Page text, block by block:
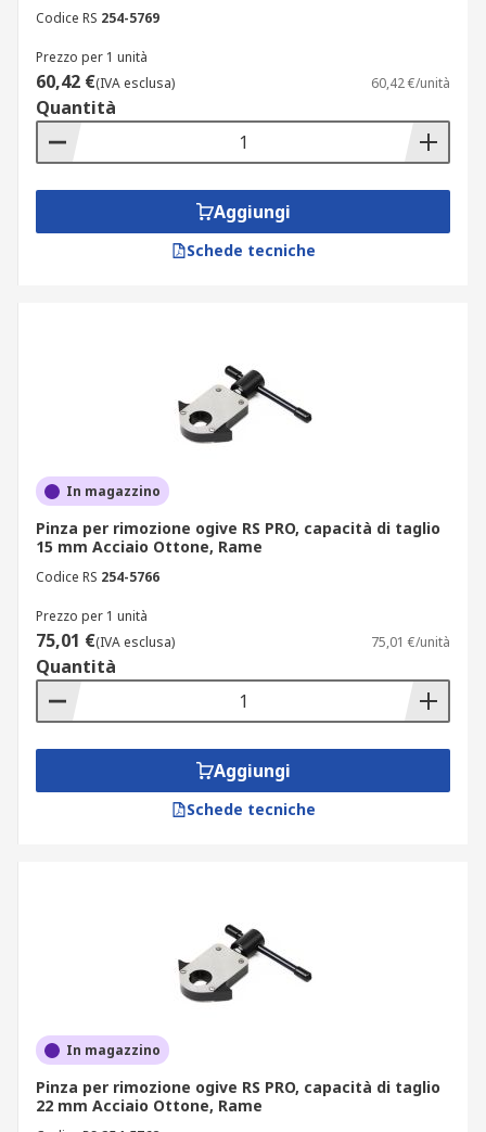
Codice RS 254-5769
Prezzo per 1 unità
60,42 €(IVA esclusa) 60,42 €/unità
Quantità
Aggiungi
Schede tecniche
In magazzino
Pinza per rimozione ogive RS PRO, capacità di taglio
15 mm Acciaio Ottone, Rame
Codice RS 254-5766
Prezzo per 1 unità
75,01 €(IVA esclusa) 75,01 €/unità
Quantità
Aggiungi
Schede tecniche
In magazzino
Pinza per rimozione ogive RS PRO, capacità di taglio
22 mm Acciaio Ottone, Rame